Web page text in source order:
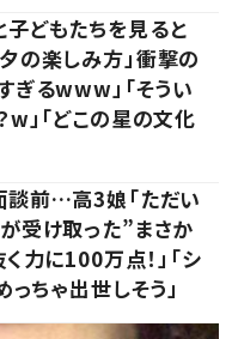
どもたちを見ると
の楽しみ方」衝撃の
ぎるwww」「そうい
w」「どこの星の文化
前…高3娘「ただい
け取った”まさか
力に100万点！」「シ
っちゃ出世しそう」